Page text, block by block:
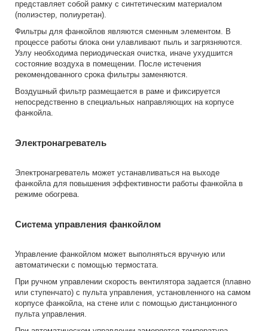
представляет собой рамку с синтетическим материалом
(полиэстер, полиуретан).
Фильтры для фанкойлов являются сменным элементом. В
процессе работы блока они улавливают пыль и загрязняются.
Узлу необходима периодическая очистка, иначе ухудшится
состояние воздуха в помещении. После истечения
рекомендованного срока фильтры заменяются.
Воздушный фильтр размещается в раме и фиксируется
непосредственно в специальных направляющих на корпусе
фанкойла.
Электронагреватель
Электронагреватель может устанавливаться на выходе
фанкойла для повышения эффективности работы фанкойла в
режиме обогрева.
Система управления фанкойлом
Управление фанкойлом может выполняться вручную или
автоматически с помощью термостата.
При ручном управлении скорость вентилятора задается (плавно
или ступенчато) с пульта управления, установленного на самом
корпусе фанкойла, на стене или с помощью дистанционного
пульта управления.